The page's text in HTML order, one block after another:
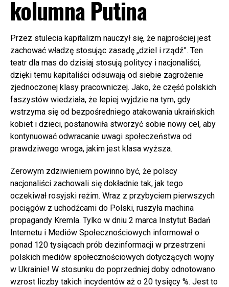
kolumna Putina
Przez stulecia kapitalizm nauczył się, że najprościej jest
zachować władzę stosując zasadę „dziel i rządź”. Ten
teatr dla mas do dzisiaj stosują politycy i nacjonaliści,
dzięki temu kapitaliści odsuwają od siebie zagrożenie
zjednoczonej klasy pracowniczej. Jako, że część polskich
faszystów wiedziała, że lepiej wyjdzie na tym, gdy
wstrzyma się od bezpośredniego atakowania ukraińskich
kobiet i dzieci, postanowiła stworzyć sobie nowy cel, aby
kontynuować odwracanie uwagi społeczeństwa od
prawdziwego wroga, jakim jest klasa wyższa.
Zerowym zdziwieniem powinno być, że polscy
nacjonaliści zachowali się dokładnie tak, jak tego
oczekiwał rosyjski reżim. Wraz z przybyciem pierwszych
pociągów z uchodźcami do Polski, ruszyła machina
propagandy Kremla. Tylko w dniu 2 marca Instytut Badań
Internetu i Mediów Społecznościowych informował o
ponad 120 tysiącach prób dezinformacji w przestrzeni
polskich mediów społecznościowych dotyczących wojny
w Ukrainie! W stosunku do poprzedniej doby odnotowano
wzrost liczby takich incydentów aż o 20 tysięcy %. Jest to